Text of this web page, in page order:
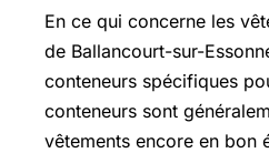
En ce qui concerne les
de Ballancourt-sur-
conteneurs spécifiques
conteneurs sont
vêtements encore en bon